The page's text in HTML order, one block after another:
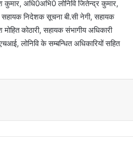
अधि0अभि0 लोनिवि जितेन्द्र कुमार,
सहायक निदेशक सूचना बी.सी नेगी, सहायक
कोठारी, सहायक संभागीय अधिकारी
लोनिवि के सम्बन्धित अधिकारियों सहित